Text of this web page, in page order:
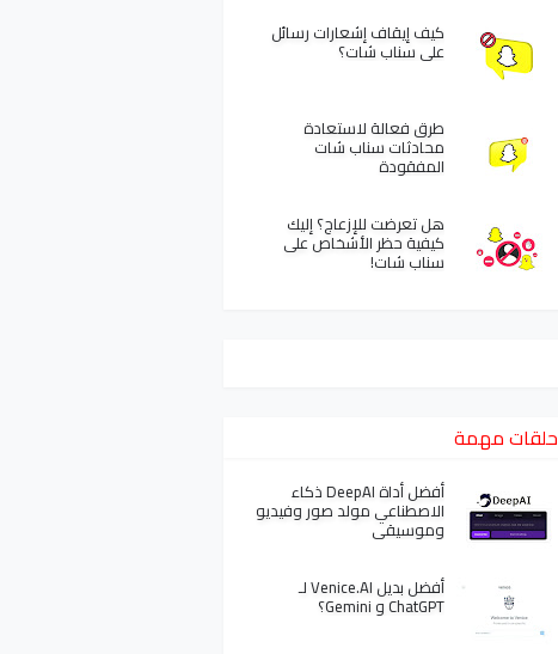
كيف إيقاف إشعارات رسائل
على سناب شات؟
طرق فعالة لاستعادة
محادثات سناب شات
المفقودة
هل تعرضت للإزعاج؟ إليك
كيفية حظر الأشخاص على
سناب شات!
حلقات مهمة
أفضل أداة DeepAI ذكاء
الاصطناعي مولد صور وفيديو
وموسيقى
أفضل بديل Venice.AI لـ
ChatGPT و Gemini؟